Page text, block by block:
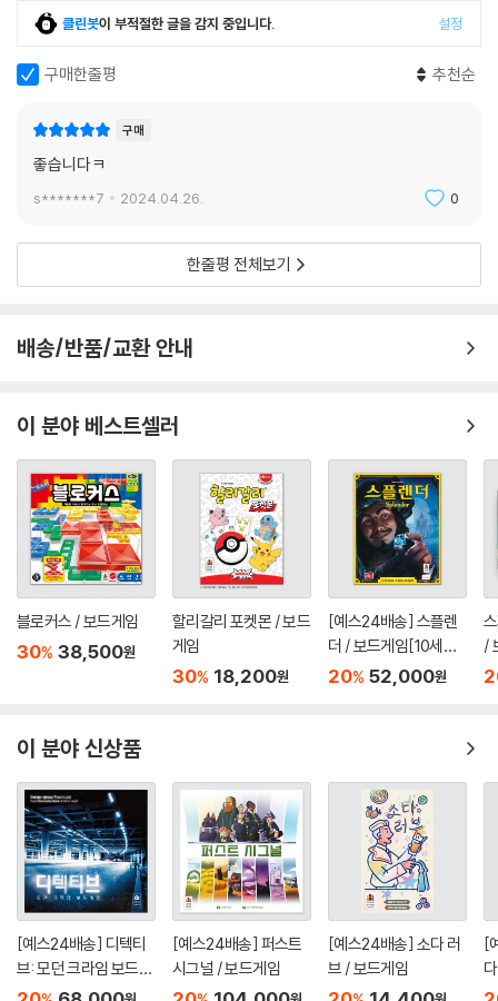
클린봇이 부적절한 글을 감지 중입니다. 설정
구매한줄평 추천순
구매
좋습니다ㅋ
s*******7 2024.04.26. 0
한줄평 전체보기
배송/반품/교환 안내
이 분야 베스트셀러
블로커스 / 보드게임
30% 38,500원
할리갈리 포켓몬 / 보드
게임
30% 18,200원
[예스24배송] 스플렌
더 / 보드게임[10세이
상,2인~4인]
20% 52,000원
/
이 분야 신상품
[예스24배송] 디텍티
브: 모던 크라임 보드게
임 / 보드게임
[예스24배송] 퍼스트
시그널 / 보드게임
[예스24배송] 소다 러
브 / 보드게임
[